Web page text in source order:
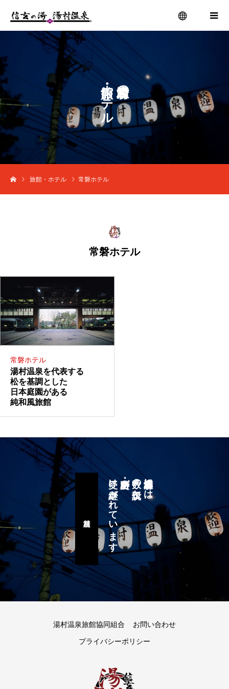
の
ホ
テ
ル
旅館・ホテル 常磐ホテル
常磐ホテル
常磐ホテル
湯村温泉を代表する
松を基調とした
日本庭園がある
純和風旅館
湯村温泉郷には
数々の伝説と
史跡・名所が
受け継がれています
湯村八蹟巡り
湯村温泉旅館協同組合 お問い合わせ
プライバシーポリシー